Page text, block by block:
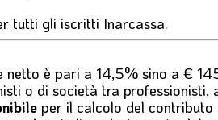
tutti gli iscritti Inarcassa.
netto è pari a 14,5% sino a €
o di società tra
per il calcolo del contributo